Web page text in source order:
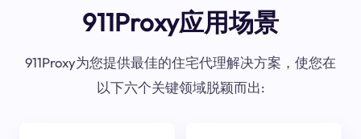
911Proxy应用场景
911Proxy为您提供最佳的住宅代理解决方案，使您在
以下六个关键领域脱颖而出: